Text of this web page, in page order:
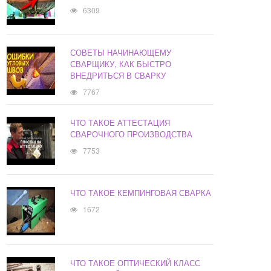
6309
СОВЕТЫ НАЧИНАЮЩЕМУ
СВАРЩИКУ, КАК БЫСТРО
ВНЕДРИТЬСЯ В СВАРКУ
7767
ЧТО ТАКОЕ АТТЕСТАЦИЯ
СВАРОЧНОГО ПРОИЗВОДСТВА
7753
ЧТО ТАКОЕ КЕМПИНГОВАЯ СВАРКА
1672
ЧТО ТАКОЕ ОПТИЧЕСКИЙ КЛАСС